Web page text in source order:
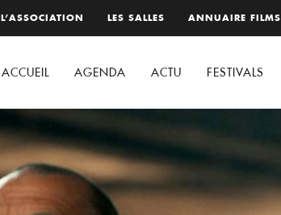
L’ASSOCIATION LES SALLES ANNUAIRE FILMS
ACCUEIL AGENDA ACTU FESTIVALS